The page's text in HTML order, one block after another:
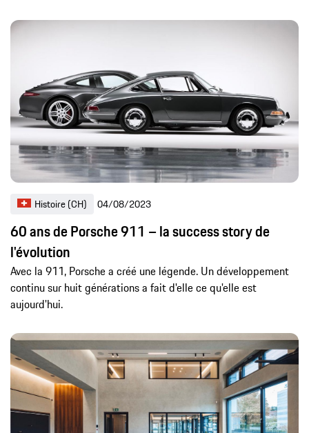
Histoire (CH) 04/08/2023
60 ans de Porsche 911 – la success story de
l'évolution
Avec la 911, Porsche a créé une légende. Un développement
continu sur huit générations a fait d'elle ce qu'elle est
aujourd'hui.